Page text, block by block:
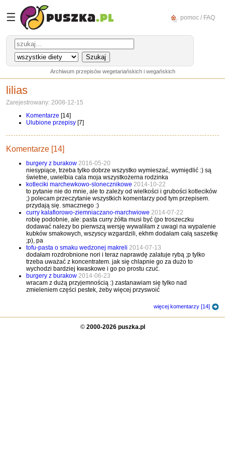
☰ pomoc / FAQ
Archiwum przepisów wegetariańskich i wegańskich
lilias
Zarejestrowany: 2008-12-15
Komentarze [14]
Ulubione przepisy [7]
Komentarze [14]
burgery z burakow 2016-05-20
niesypiące, trzeba tylko dobrze wszystko wymieszać, wymiędlić :) są
świetne, uwielbia cala moja wszystkożerna rodzinka
kotleciki marchewkowo-slonecznikowe 2014-10-22
to pytanie nie do mnie, ale to zależy od wielkości i grubości kotlecików
;) polecam przeczytanie wszystkich komentarzy pod tym przepisem.
przydają się. smacznego :)
curry kalafiorowo-ziemniaczano-marchwiowe 2014-07-22
robię podobnie, ale: pasta curry żółta musi być (po troszeczku
dodawać nalezy bo pierwszą wersję wywaliłam z uwagi na wypalenie
kubków smakowych, wszyscy wzgardzili, ekhm dodałam całą saszetkę
;p), pa
tofu-pasta o smaku wedzonej makreli 2014-07-13
dodałam rozdrobnione nori i teraz naprawdę zalatuje rybą ;p tylko
trzeba uważać z koncentratem. jak się chlapnie go za dużo to
wychodzi bardziej kwaskowe i go po prostu czuć.
burgery z burakow 2014-06-23
wracam z dużą przyjemnością :) zastanawiam się tylko nad
zmieleniem części pestek, żeby więcej przyswoić
więcej komentarzy [14]
© 2000-2026 puszka.pl